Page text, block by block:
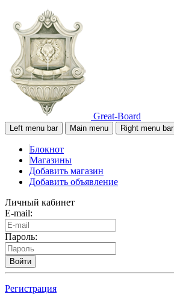
Great-Board
Left menu bar Main menu Right menu bar
Блокнот
Магазины
Добавить магазин
Добавить объявление
Личный кабинет
E-mail:
Пароль:
Войти
Регистрация